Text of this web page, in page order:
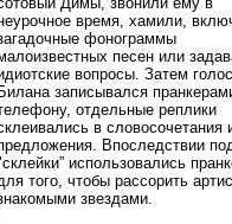
время, хамили,
фонограммы
песен или
вопросы. Затем голос
Билана записывался
отдельные реплики
в словосочетания
Впоследствии
использовались
того, чтобы рассорить
звездами.